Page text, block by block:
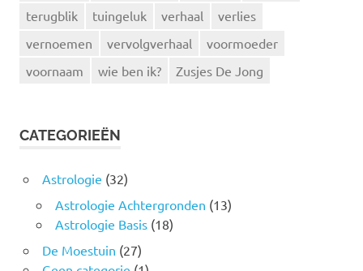
terugblik
tuingeluk verhaal
verlies
vernoemen
vervolgverhaal
voormoeder
voornaam
wie ben ik? Zusjes De Jong
CATEGORIEËN
Astrologie (32)
Astrologie Achtergronden (13)
Astrologie Basis(18)
De Moestuin (27)